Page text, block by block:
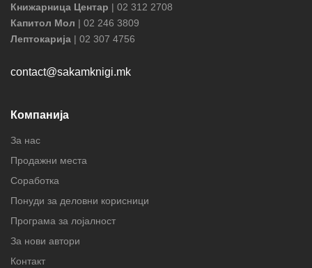
Книжарница Центар | 02 312 2708
Капитол Мол | 02 246 3809
Лептокарија | 02 307 4756
contact@sakamknigi.mk
Компанија
За нас
Продажни места
Соработка
Понуди за деловни корисници
Програма за лојалност
За нови автори
Контакт